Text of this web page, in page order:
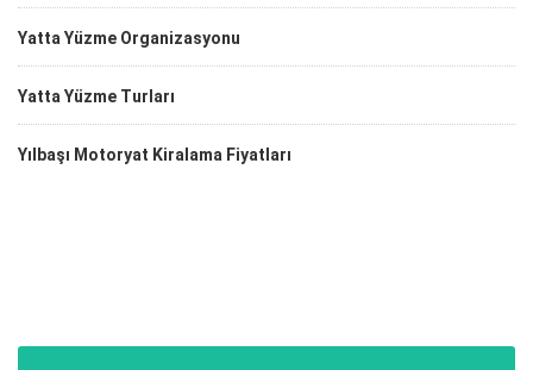
Yatta Yüzme Organizasyonu
Yatta Yüzme Turları
Yılbaşı Motoryat Kiralama Fiyatları